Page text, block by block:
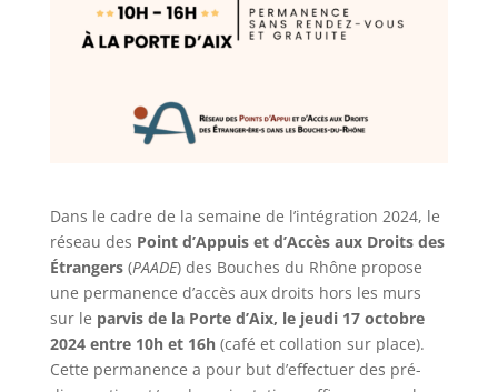
Dans le cadre de la semaine de l’intégration 2024, le
réseau des Point d’Appuis et d’Accès aux Droits des
Étrangers(PAADE) des Bouches du Rhône propose
une permanence d’accès aux droits hors les murs
sur le parvis de la Porte d’Aix, le jeudi 17 octobre
2024 entre 10h et 16h(café et collation sur place).
Cette permanence a pour but d’effectuer des pré-